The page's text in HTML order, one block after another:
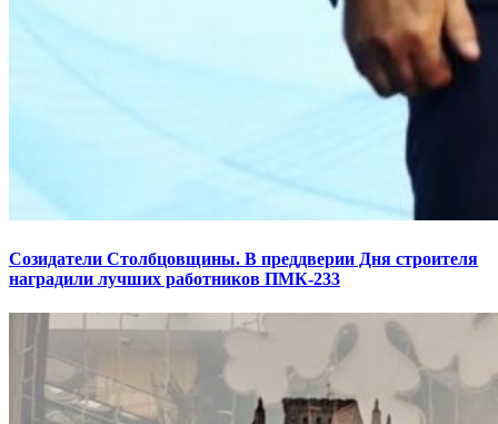
Созидатели Столбцовщины. В преддверии Дня строителя
наградили лучших работников ПМК-233